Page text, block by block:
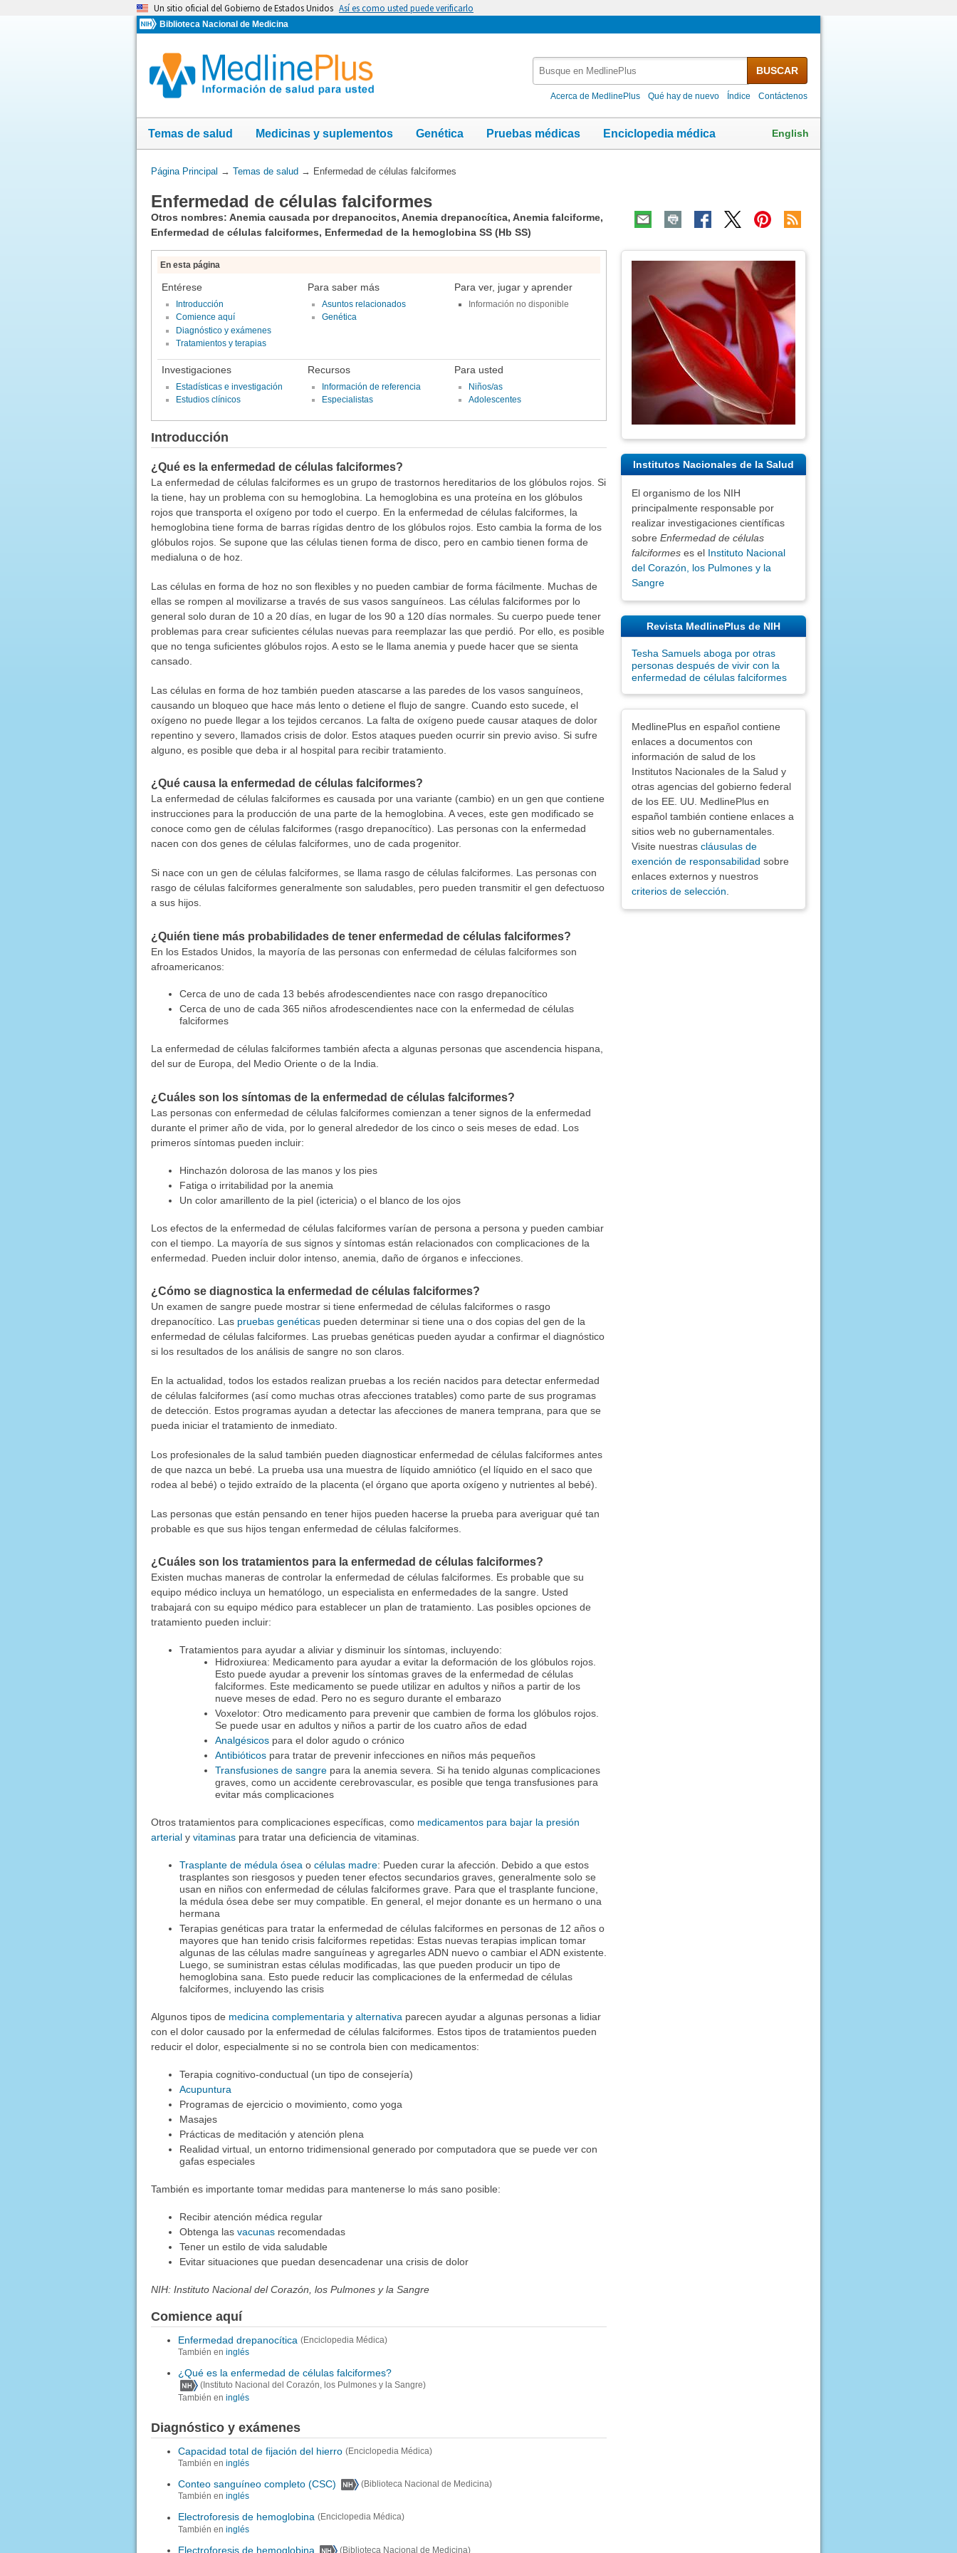
Un sitio oficial del Gobierno de Estados Unidos Así es como usted puede verificarlo
Biblioteca Nacional de Medicina
MedlinePlus
BUSCAR
Acerca de MedlinePlus Qué hay de nuevo Índice Contáctenos
Temas de salud Medicinas y suplementos Genética Pruebas médicas Enciclopedia médica English
Usted
aquí:
Página Principal → Temas de salud → Enfermedad de células falciformes
Enfermedad de células falciformes
Otros nombres: Anemia causada por drepanocitos, Anemia drepanocítica, Anemia falciforme,
Enfermedad de células falciformes, Enfermedad de la hemoglobina SS (Hb SS)
En esta página
Entérese
Introducción
Comience aquí
Diagnóstico y exámenes
Tratamientos y terapias
Para saber más
Asuntos relacionados
Genética
Para ver, jugar y aprender
Información no disponible
Investigaciones
Estadísticas e investigación
Estudios clínicos
Recursos
Información de referencia
Especialistas
Para usted
Niños/as
Adolescentes
Introducción
¿Qué es la enfermedad de células falciformes?
La enfermedad de células falciformes es un grupo de trastornos hereditarios de los glóbulos rojos. Si
la tiene, hay un problema con su hemoglobina. La hemoglobina es una proteína en los glóbulos
rojos que transporta el oxígeno por todo el cuerpo. En la enfermedad de células falciformes, la
hemoglobina tiene forma de barras rígidas dentro de los glóbulos rojos. Esto cambia la forma de los
glóbulos rojos. Se supone que las células tienen forma de disco, pero en cambio tienen forma de
medialuna o de hoz.
Las células en forma de hoz no son flexibles y no pueden cambiar de forma fácilmente. Muchas de
ellas se rompen al movilizarse a través de sus vasos sanguíneos. Las células falciformes por lo
general solo duran de 10 a 20 días, en lugar de los 90 a 120 días normales. Su cuerpo puede tener
problemas para crear suficientes células nuevas para reemplazar las que perdió. Por ello, es posible
que no tenga suficientes glóbulos rojos. A esto se le llama anemia y puede hacer que se sienta
cansado.
Las células en forma de hoz también pueden atascarse a las paredes de los vasos sanguíneos,
causando un bloqueo que hace más lento o detiene el flujo de sangre. Cuando esto sucede, el
oxígeno no puede llegar a los tejidos cercanos. La falta de oxígeno puede causar ataques de dolor
repentino y severo, llamados crisis de dolor. Estos ataques pueden ocurrir sin previo aviso. Si sufre
alguno, es posible que deba ir al hospital para recibir tratamiento.
¿Qué causa la enfermedad de células falciformes?
La enfermedad de células falciformes es causada por una variante (cambio) en un gen que contiene
instrucciones para la producción de una parte de la hemoglobina. A veces, este gen modificado se
conoce como gen de células falciformes (rasgo drepanocítico). Las personas con la enfermedad
nacen con dos genes de células falciformes, uno de cada progenitor.
Si nace con un gen de células falciformes, se llama rasgo de células falciformes. Las personas con
rasgo de células falciformes generalmente son saludables, pero pueden transmitir el gen defectuoso
a sus hijos.
¿Quién tiene más probabilidades de tener enfermedad de células falciformes?
En los Estados Unidos, la mayoría de las personas con enfermedad de células falciformes son
afroamericanos:
Cerca de uno de cada 13 bebés afrodescendientes nace con rasgo drepanocítico
Cerca de uno de cada 365 niños afrodescendientes nace con la enfermedad de células
falciformes
La enfermedad de células falciformes también afecta a algunas personas que ascendencia hispana,
del sur de Europa, del Medio Oriente o de la India.
¿Cuáles son los síntomas de la enfermedad de células falciformes?
Las personas con enfermedad de células falciformes comienzan a tener signos de la enfermedad
durante el primer año de vida, por lo general alrededor de los cinco o seis meses de edad. Los
primeros síntomas pueden incluir:
Hinchazón dolorosa de las manos y los pies
Fatiga o irritabilidad por la anemia
Un color amarillento de la piel (ictericia) o el blanco de los ojos
Los efectos de la enfermedad de células falciformes varían de persona a persona y pueden cambiar
con el tiempo. La mayoría de sus signos y síntomas están relacionados con complicaciones de la
enfermedad. Pueden incluir dolor intenso, anemia, daño de órganos e infecciones.
¿Cómo se diagnostica la enfermedad de células falciformes?
Un examen de sangre puede mostrar si tiene enfermedad de células falciformes o rasgo
drepanocítico. Las pruebas genéticaspueden determinar si tiene una o dos copias del gen de la
enfermedad de células falciformes. Las pruebas genéticas pueden ayudar a confirmar el diagnóstico
si los resultados de los análisis de sangre no son claros.
En la actualidad, todos los estados realizan pruebas a los recién nacidos para detectar enfermedad
de células falciformes (así como muchas otras afecciones tratables) como parte de sus programas
de detección. Estos programas ayudan a detectar las afecciones de manera temprana, para que se
pueda iniciar el tratamiento de inmediato.
Los profesionales de la salud también pueden diagnosticar enfermedad de células falciformes antes
de que nazca un bebé. La prueba usa una muestra de líquido amniótico (el líquido en el saco que
rodea al bebé) o tejido extraído de la placenta (el órgano que aporta oxígeno y nutrientes al bebé).
Las personas que están pensando en tener hijos pueden hacerse la prueba para averiguar qué tan
probable es que sus hijos tengan enfermedad de células falciformes.
¿Cuáles son los tratamientos para la enfermedad de células falciformes?
Existen muchas maneras de controlar la enfermedad de células falciformes. Es probable que su
equipo médico incluya un hematólogo, un especialista en enfermedades de la sangre. Usted
trabajará con su equipo médico para establecer un plan de tratamiento. Las posibles opciones de
tratamiento pueden incluir:
Tratamientos para ayudar a aliviar y disminuir los síntomas, incluyendo:
Hidroxiurea: Medicamento para ayudar a evitar la deformación de los glóbulos rojos.
Esto puede ayudar a prevenir los síntomas graves de la enfermedad de células
falciformes. Este medicamento se puede utilizar en adultos y niños a partir de los
nueve meses de edad. Pero no es seguro durante el embarazo
Voxelotor: Otro medicamento para prevenir que cambien de forma los glóbulos rojos.
Se puede usar en adultos y niños a partir de los cuatro años de edad
Analgésicospara el dolor agudo o crónico
Antibióticospara tratar de prevenir infecciones en niños más pequeños
Transfusiones de sangrepara la anemia severa. Si ha tenido algunas complicaciones
graves, como un accidente cerebrovascular, es posible que tenga transfusiones para
evitar más complicaciones
Otros tratamientos para complicaciones específicas, como medicamentos para bajar la presión
arterialy vitaminaspara tratar una deficiencia de vitaminas.
Trasplante de médula óseao células madre: Pueden curar la afección. Debido a que estos
trasplantes son riesgosos y pueden tener efectos secundarios graves, generalmente solo se
usan en niños con enfermedad de células falciformes grave. Para que el trasplante funcione,
la médula ósea debe ser muy compatible. En general, el mejor donante es un hermano o una
hermana
Terapias genéticas para tratar la enfermedad de células falciformes en personas de 12 años o
mayores que han tenido crisis falciformes repetidas: Estas nuevas terapias implican tomar
algunas de las células madre sanguíneas y agregarles ADN nuevo o cambiar el ADN existente.
Luego, se suministran estas células modificadas, las que pueden producir un tipo de
hemoglobina sana. Esto puede reducir las complicaciones de la enfermedad de células
falciformes, incluyendo las crisis
Algunos tipos de medicina complementaria y alternativaparecen ayudar a algunas personas a lidiar
con el dolor causado por la enfermedad de células falciformes. Estos tipos de tratamientos pueden
reducir el dolor, especialmente si no se controla bien con medicamentos:
Terapia cognitivo-conductual (un tipo de consejería)
Acupuntura
Programas de ejercicio o movimiento, como yoga
Masajes
Prácticas de meditación y atención plena
Realidad virtual, un entorno tridimensional generado por computadora que se puede ver con
gafas especiales
También es importante tomar medidas para mantenerse lo más sano posible:
Recibir atención médica regular
Obtenga las vacunasrecomendadas
Tener un estilo de vida saludable
Evitar situaciones que puedan desencadenar una crisis de dolor
NIH: Instituto Nacional del Corazón, los Pulmones y la Sangre
Comience aquí
Enfermedad drepanocítica (Enciclopedia Médica)
También en inglés
¿Qué es la enfermedad de células falciformes?
(Instituto Nacional del Corazón, los Pulmones y la Sangre)
También en inglés
Diagnóstico y exámenes
Capacidad total de fijación del hierro (Enciclopedia Médica)
También en inglés
Conteo sanguíneo completo (CSC)
(Biblioteca Nacional de Medicina)
También en inglés
Electroforesis de hemoglobina (Enciclopedia Médica)
También en inglés
Electroforesis de hemoglobina (Biblioteca Nacional de Medicina)
Tema
Institutos Nacionales de la Salud
El organismo de los NIH
principalmente responsable por
realizar investigaciones científicas
sobre Enfermedad de células
falciformeses el Instituto Nacional
del Corazón, los Pulmones y la
Sangre
Revista MedlinePlus de NIH
Tesha Samuels aboga por otras
personas después de vivir con la
enfermedad de células falciformes
MedlinePlus en español contiene
enlaces a documentos con
información de salud de los
Institutos Nacionales de la Salud y
otras agencias del gobierno federal
de los EE. UU. MedlinePlus en
español también contiene enlaces a
sitios web no gubernamentales.
Visite nuestras cláusulas de
exención de responsabilidad sobre
enlaces externos y nuestros
criterios de selección